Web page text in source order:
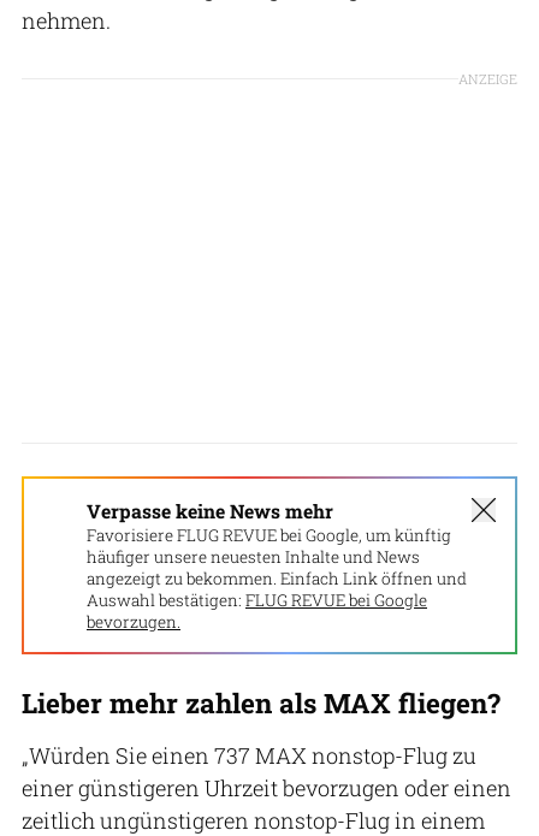
nehmen.
ANZEIGE
Verpasse keine News mehr
Favorisiere FLUG REVUE bei Google, um künftig
häufiger unsere neuesten Inhalte und News
angezeigt zu bekommen. Einfach Link öffnen und
Auswahl bestätigen: FLUG REVUE bei Google
bevorzugen.
Lieber mehr zahlen als MAX fliegen?
„Würden Sie einen 737 MAX nonstop-Flug zu
einer günstigeren Uhrzeit bevorzugen oder einen
zeitlich ungünstigeren nonstop-Flug in einem